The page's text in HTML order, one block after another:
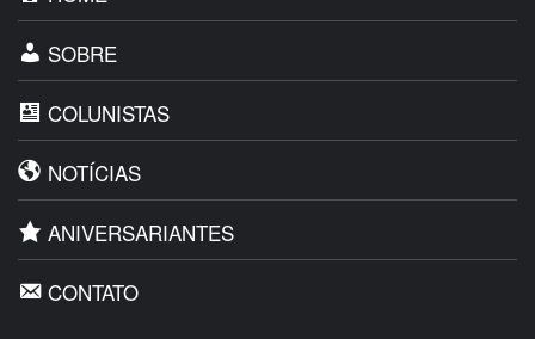
SOBRE
COLUNISTAS
NOTÍCIAS
ANIVERSARIANTES
CONTATO